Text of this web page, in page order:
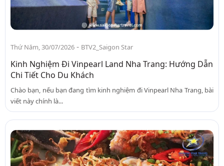
Thứ Năm, 30/07/2026 - BTV2_Saigon Star
Kinh Nghiệm Đi Vinpearl Land Nha Trang: Hướng Dẫn
Chi Tiết Cho Du Khách
Chào bạn, nếu bạn đang tìm kinh nghiệm đi Vinpearl Nha Trang, bài
viết này chính là...